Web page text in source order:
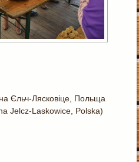
Єльч-Лясковіце, Польща
Jelcz-Laskowice, Polska)